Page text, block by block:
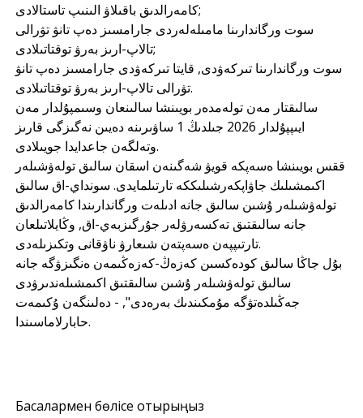
كامەرالدىق باقىلاۋ الىنىپ تاستالادى;
سوت ورگاندارىنا مامىلەلەردى جارامسىز دەپ تانۋ تۋرالى
تالاپ-ارىز بەرۋ توقتاتىلادى;
سوت ورگاندارىنا تىركەۋدى, قايتا تىركەۋدى جارامسىز دەپ تانۋ
تۋرالى تالاپ-ارىز بەرۋ توقتاتىلادى.
سالىقتار مەن تولەمدەر بويىنشا سالىنعان وسىمپۇلدار مەن
ايىپپۇلدار 2026 جىلدىڭ 1 ساۋىرىنە دەيىن نەگىزگى قارىز
وتەلگەن جاعدايدا جويىلادى.
ققس بويىنشا ەسەپكە قويۋ شەگىنەن اسقان سالىق تولەۋشىلەر
اكىمشىلىك جاۋاپكەرشىلىككە تارتىلمايدى. سونداي-اق سالىق
تولەۋشىلەر ۇشىن سالىق جانە ادىلەت ورگاندارىندا كامەرالدىق
جانە سالىقتىق تەكسەرۋلەر جۇرگىزبەي-اق, وڭايلاتىلعان
تارتىپپەن ەسەپتەن شىعارۋ ناۋقانى وتكىزىلەدى.
بۇل جاڭا سالىق كودەكسىن كەزەڭ-كەزەڭىمەن ەنگىزۋگە جانە
سالىق تولەۋشىلەر ۇشىن سالىقتىق اكىمشىلەندىرۋدى
جەڭىلدەتۋگە مۇمكىندىك بەرەدى", - دەلىنگەن ۇكىمەت
حابارلاماسىندا.
Басқалармен бөлісе отырыңыз